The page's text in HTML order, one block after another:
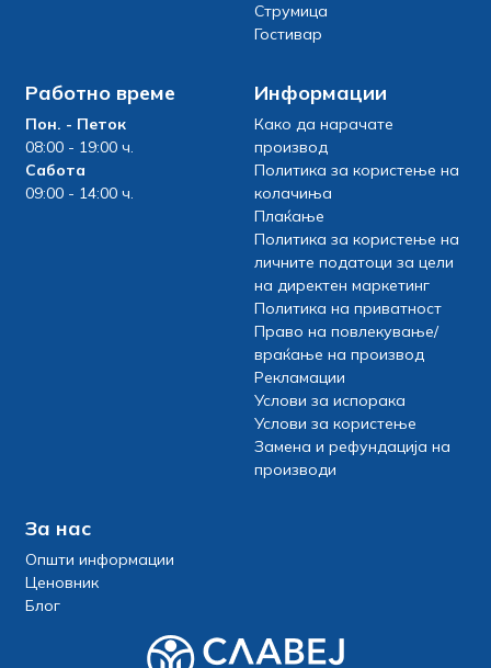
Струмица
Гостивар
Работно време
Пон. - Петок
08:00 - 19:00 ч.
Сабота
09:00 - 14:00 ч.
Информации
Како да нарачате
производ
Политика за користење на
колачиња
Плаќање
Политика за користење на
личните податоци за цели
на директен маркетинг
Политика на приватност
Право на повлекување/
враќање на производ
Рекламации
Услови за испорака
Услови за користење
Замена и рефундација на
производи
За нас
Општи информации
Ценовник
Блог